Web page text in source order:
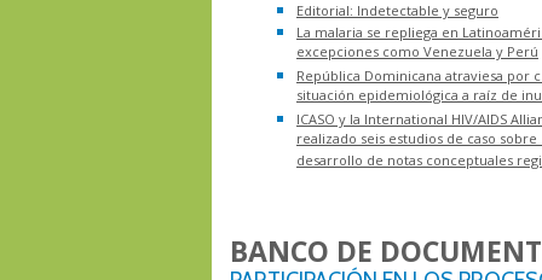
Editorial: Indetectable y seguro
La malaria se repliega en
excepciones como Venezuela y Perú
República Dominicana atraviesa por
situación epidemiológica a raíz de
ICASO y la International HIV/AIDS
realizado seis estudios de caso sobre
desarrollo de notas conceptuales
BANCO DE